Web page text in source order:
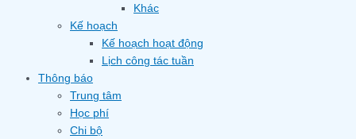
Khác
Kế hoạch
Kế hoạch hoạt động
Lịch công tác tuần
Thông báo
Trung tâm
Học phí
Chi bộ